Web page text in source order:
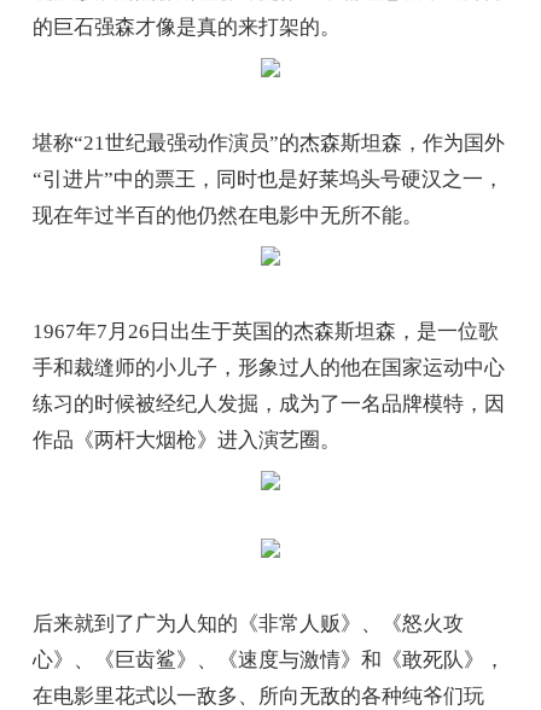
的巨石强森才像是真的来打架的。
堪称“21世纪最强动作演员”的杰森斯坦森，作为国外
“引进片”中的票王，同时也是好莱坞头号硬汉之一，
现在年过半百的他仍然在电影中无所不能。
1967年7月26日出生于英国的杰森斯坦森，是一位歌
手和裁缝师的小儿子，形象过人的他在国家运动中心
练习的时候被经纪人发掘，成为了一名品牌模特，因
作品《两杆大烟枪》进入演艺圈。
后来就到了广为人知的《非常人贩》、《怒火攻
心》、《巨齿鲨》、《速度与激情》和《敢死队》，
在电影里花式以一敌多、所向无敌的各种纯爷们玩